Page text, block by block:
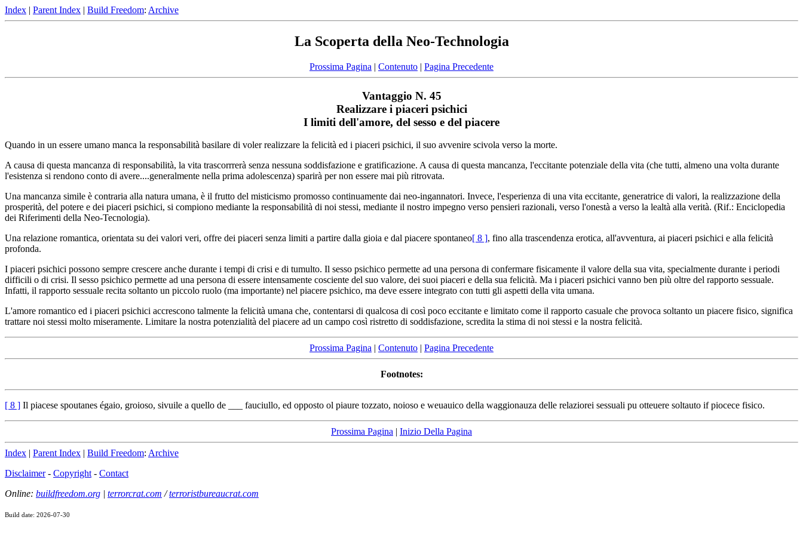
Index | Parent Index | Build Freedom: Archive
La Scoperta della Neo-Technologia
Prossima Pagina | Contenuto | Pagina Precedente
Vantaggio N. 45
Realizzare i piaceri psichici
I limiti dell'amore, del sesso e del piacere
Quando in un essere umano manca la responsabilità basilare di voler realizzare la felicità ed i piaceri psichici, il suo avvenire scivola verso la morte.
A causa di questa mancanza di responsabilità, la vita trascorrrerà senza nessuna soddisfazione e gratificazione. A causa di questa mancanza, l'eccitante potenziale della vita (che tutti, almeno una volta durante
l'esistenza si rendono conto di avere....generalmente nella prima adolescenza) sparirà per non essere mai più ritrovata.
Una mancanza simile è contraria alla natura umana, è il frutto del misticismo promosso continuamente dai neo-ingannatori. Invece, l'esperienza di una vita eccitante, generatrice di valori, la realizzazione della
prosperità, del potere e dei piaceri psichici, si compiono mediante la responsabilità di noi stessi, mediante il nostro impegno verso pensieri razionali, verso l'onestà a verso la lealtà alla verità. (Rif.: Enciclopedia
dei Riferimenti della Neo-Tecnologia).
Una relazione romantica, orientata su dei valori veri, offre dei piaceri senza limiti a partire dalla gioia e dal piacere spontaneo[ 8 ], fino alla trascendenza erotica, all'avventura, ai piaceri psichici e alla felicità
profonda.
I piaceri psichici possono sempre crescere anche durante i tempi di crisi e di tumulto. Il sesso psichico permette ad una persona di confermare fisicamente il valore della sua vita, specialmente durante i periodi
difficili o di crisi. Il sesso psichico permette ad una persona di essere intensamente cosciente del suo valore, dei suoi piaceri e della sua felicità. Ma i piaceri psichici vanno ben più oltre del rapporto sessuale.
Infatti, il rapporto sessuale recita soltanto un piccolo ruolo (ma importante) nel piacere psichico, ma deve essere integrato con tutti gli aspetti della vita umana.
L'amore romantico ed i piaceri psichici accrescono talmente la felicità umana che, contentarsi di qualcosa di così poco eccitante e limitato come il rapporto casuale che provoca soltanto un piacere fisico, significa
trattare noi stessi molto miseramente. Limitare la nostra potenzialità del piacere ad un campo così ristretto di soddisfazione, scredita la stima di noi stessi e la nostra felicità.
Prossima Pagina | Contenuto | Pagina Precedente
Footnotes:
[ 8 ] Il piacese spoutanes égaio, groioso, sivuile a quello de ___ fauciullo, ed opposto ol piaure tozzato, noioso e weuauico della waggionauza delle relaziorei sessuali pu otteuere soltauto if piocece fisico.
Prossima Pagina | Inizio Della Pagina
Index | Parent Index | Build Freedom: Archive
Disclaimer- Copyright - Contact
Online: buildfreedom.org | terrorcrat.com /terroristbureaucrat.com
Build date: 2026-07-30